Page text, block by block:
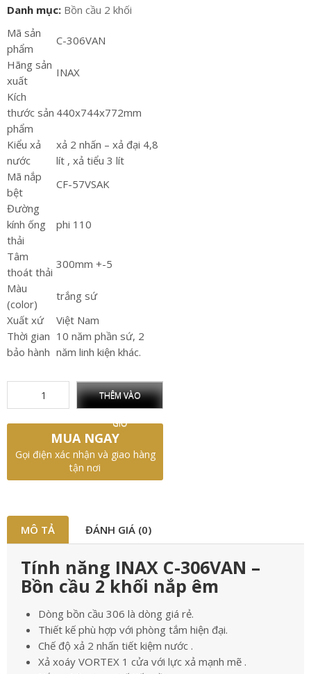
Danh mục: Bồn cầu 2 khối
Mã sản
phẩm
C-306VAN
Hãng sản
xuất
INAX
Kích
thước sản
phẩm
440x744x772mm
Kiểu xả
nước
xả 2 nhấn – xả đại 4,8
lít , xả tiểu 3 lít
Mã nắp
bệt
CF-57VSAK
Đường
kính ống
thải
phi 110
Tâm
thoát thải
300mm +-5
Màu
(color)
trắng sứ
Xuất xứ
Việt Nam
Thời gian
bảo hành
10 năm phần sứ, 2
năm linh kiện khác.
THÊM VÀO
GIỎ
MUA NGAY
Gọi điện xác nhận và giao hàng
tận nơi
MÔ TẢ ĐÁNH GIÁ (0)
Tính năng INAX C-306VAN –
Bồn cầu 2 khối nắp êm
Dòng bồn cầu 306 là dòng giá rẻ.
Thiết kế phù hợp với phòng tắm hiện đại.
Chế độ xả 2 nhấn tiết kiệm nước .
Xả xoáy VORTEX 1 cửa với lực xả mạnh mẽ .